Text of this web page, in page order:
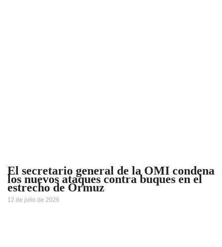
El secretario general de la OMI condena
los nuevos ataques contra buques en el
estrecho de Ormuz
12 de julio de 2026